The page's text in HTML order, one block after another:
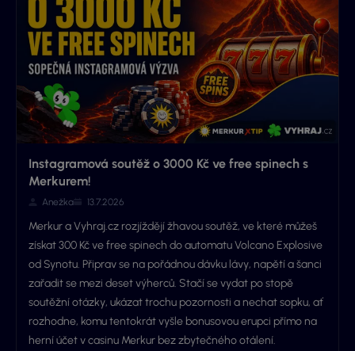
Instagramová soutěž o 3000 Kč ve free spinech s
Merkurem!
Anežka 13.7.2026
Merkur a Vyhraj.cz rozjíždějí žhavou soutěž, ve které můžeš
získat 300 Kč ve free spinech do automatu Volcano Explosive
od Synotu. Připrav se na pořádnou dávku lávy, napětí a šanci
zařadit se mezi deset výherců. Stačí se vydat po stopě
soutěžní otázky, ukázat trochu pozornosti a nechat sopku, ať
rozhodne, komu tentokrát vyšle bonusovou erupci přímo na
herní účet v casinu Merkur bez zbytečného otálení.